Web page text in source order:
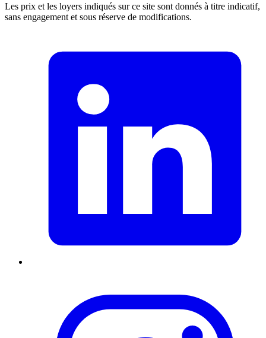
Les prix et les loyers indiqués sur ce site sont donnés à titre indicatif,
sans engagement et sous réserve de modifications.